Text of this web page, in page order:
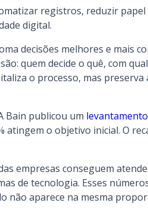
registros, reduzir papel
digital.
decisões melhores e mais
quem decide o quê, com
o processo, mas
Bain publicou um levantamento
atingem o objetivo inicial. O
empresas conseguem
de tecnologia. Esses
não aparece na mesma